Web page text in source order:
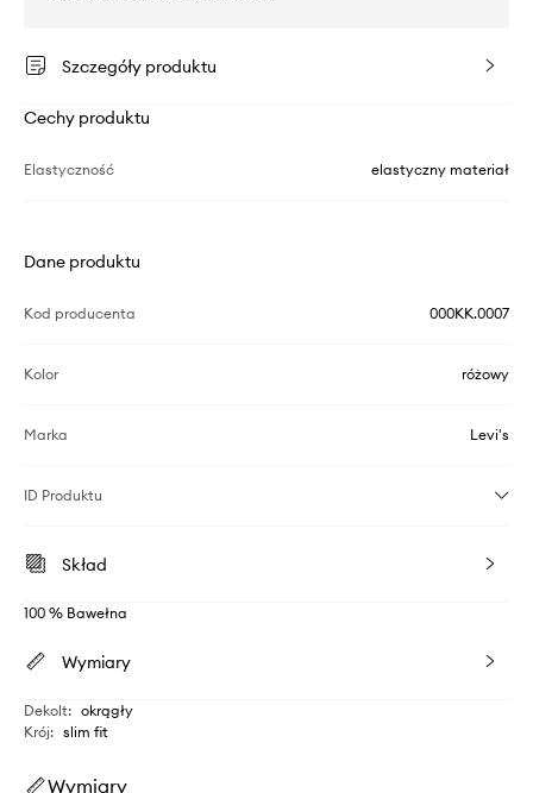
Szczegóły produktu
Cechy produktu
Elastyczność elastyczny materiał
Dane produktu
Kod producenta 000KK.0007
Kolor różowy
Marka Levi's
ID Produktu
Skład
100 % Bawełna
Wymiary
Dekolt: okrągły
Krój: slim fit
Wymiary